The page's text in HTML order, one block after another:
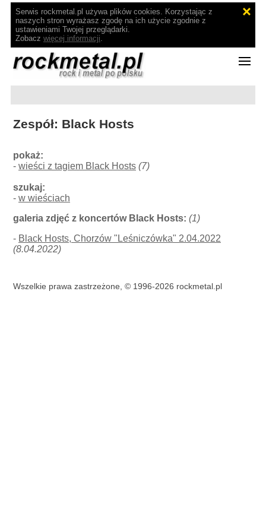
Serwis rockmetal.pl używa plików cookies. Korzystając z
naszych stron wyrażasz zgodę na ich użycie zgodnie z
ustawieniami Twojej przeglądarki.
Zobacz więcej informacji.
Zespół: Black Hosts
pokaż:
-wieści z tagiem Black Hosts (7)
szukaj:
-w wieściach
galeria zdjęć z koncertów Black Hosts: (1)
- Black Hosts, Chorzów "Leśniczówka" 2.04.2022
(8.04.2022)
Wszelkie prawa zastrzeżone, © 1996-2026 rockmetal.pl